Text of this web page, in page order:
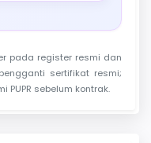
pada register resmi dan
sertifikat resmi;
PUPR sebelum kontrak.